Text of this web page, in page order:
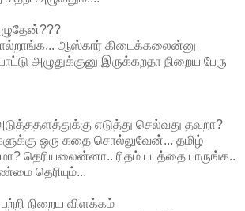
ஆஸ்கார் கிடைக்கலைன்னு
அழுதுக்குனு இருக்கறதா நிறைய பேரு
எடுத்து செல்வது தவறா?
ஒரு கதை சொல்லுவேன்... தமிழ்
தெரியலைன்னா.. ரிதம் படத்தை பாருங்க..
தெரியும்...
நிறைய விளக்கம்